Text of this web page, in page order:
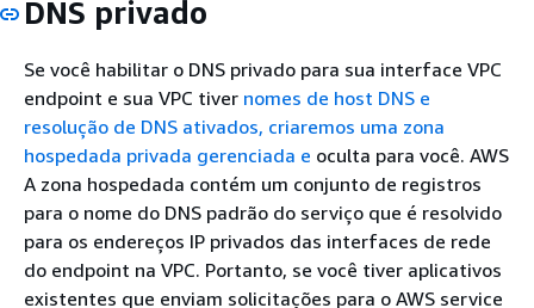
DNS privado
Se você habilitar o DNS privado para sua interface VPC
endpoint e sua VPC tiver nomes de host DNS e
resolução de DNS ativados, criaremos uma zona
hospedada privada gerenciada e oculta para você. AWS
A zona hospedada contém um conjunto de registros
para o nome do DNS padrão do serviço que é resolvido
para os endereços IP privados das interfaces de rede
do endpoint na VPC. Portanto, se você tiver aplicativos
existentes que enviam solicitações para o AWS service